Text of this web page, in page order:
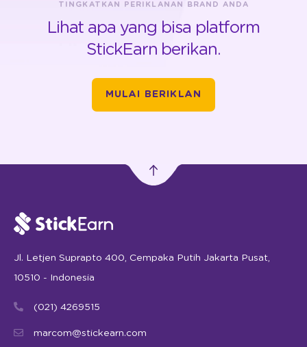
TINGKATKAN PERIKLANAN BRAND ANDA
Lihat apa yang bisa platform
StickEarn berikan.
MULAI BERIKLAN
Jl. Letjen Suprapto 400, Cempaka Putih Jakarta Pusat,
10510 - Indonesia
(021) 4269515
marcom@stickearn.com